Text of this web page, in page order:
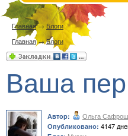
Главная→ Блоги
Главная→Блоги
Ваша
Автор: Ольга
Опубликовано: 4147